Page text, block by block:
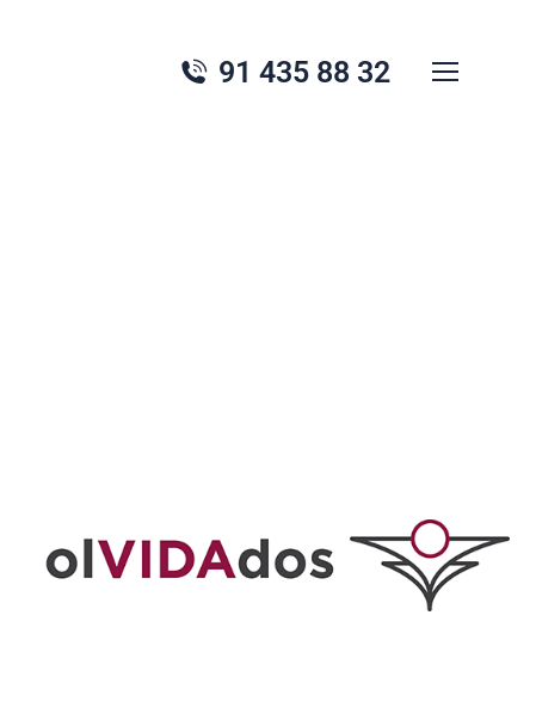
91 435 88 32